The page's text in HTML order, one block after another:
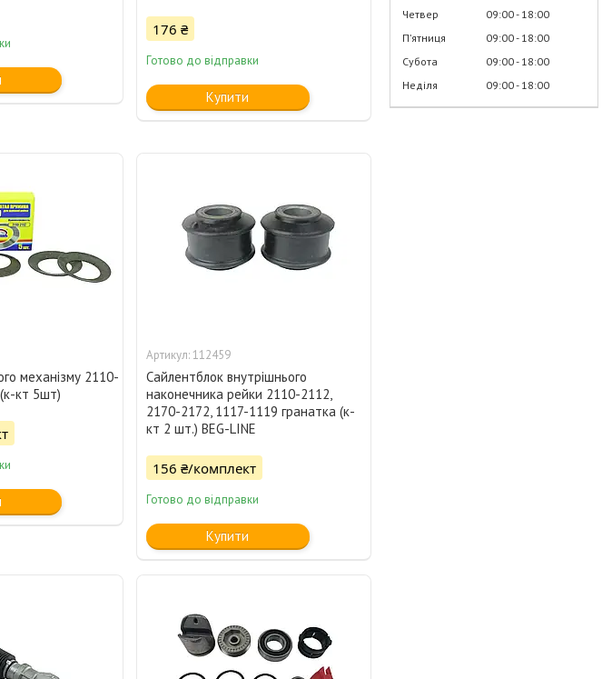
176 ₴
Готово до відправки
Купити
механізму 2110-
кт 5шт)
112459
Сайлентблок внутрішнього
наконечника рейки 2110-2112,
2170-2172, 1117-1119 гранатка (к-
кт 2 шт.) BEG-LINE
156 ₴/комплект
Готово до відправки
Купити
Четвер
09:00 18:00
Пʼятниця
09:00 18:00
Субота
09:00 18:00
Неділя
09:00 18:00